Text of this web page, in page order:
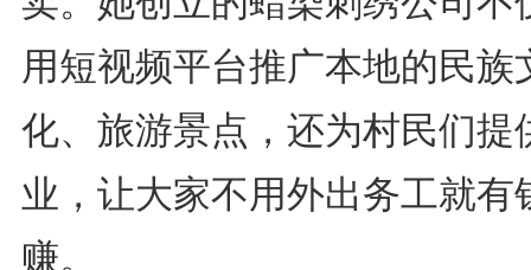
用短视频平台推广本地的民族
化、旅游景点，还为村民们提
业，让大家不用外出务工就有
赚。